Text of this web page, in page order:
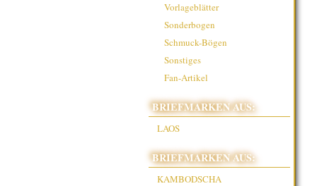
Vorlageblätter
Sonderbogen
Schmuck-Bögen
Sonstiges
Fan-Artikel
BRIEFMARKEN AUS:
LAOS
BRIEFMARKEN AUS:
KAMBODSCHA